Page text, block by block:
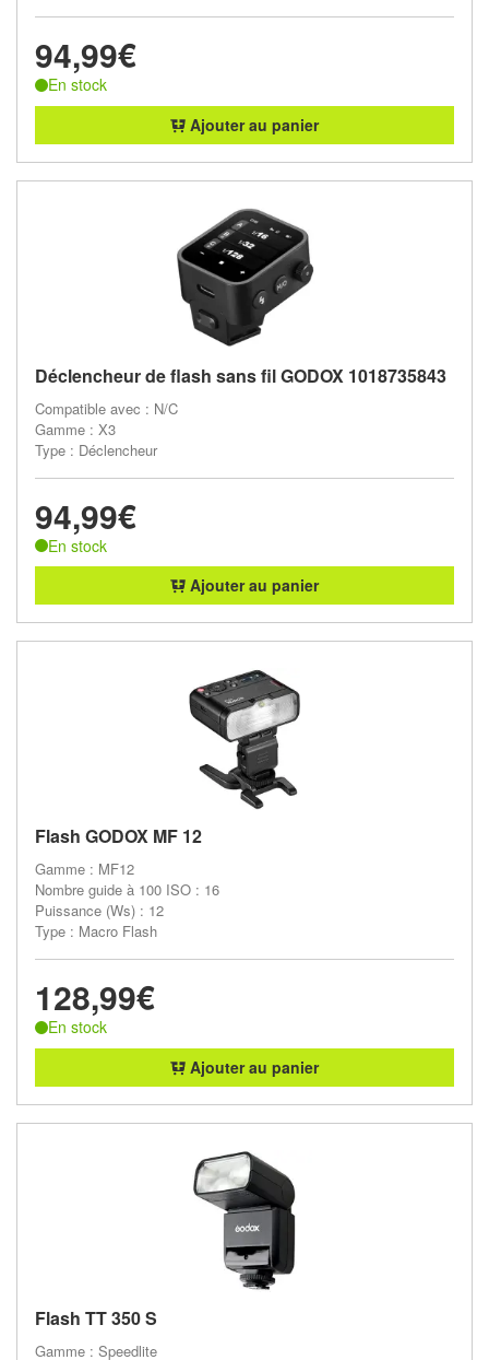
94,99€
En stock
Ajouter au panier
Déclencheur de flash sans fil GODOX 1018735843
Compatible avec : N/C
Gamme : X3
Type : Déclencheur
94,99€
En stock
Ajouter au panier
Flash GODOX MF 12
Gamme : MF12
Nombre guide à 100 ISO : 16
Puissance (Ws) : 12
Type : Macro Flash
128,99€
En stock
Ajouter au panier
Flash TT 350 S
Gamme : Speedlite